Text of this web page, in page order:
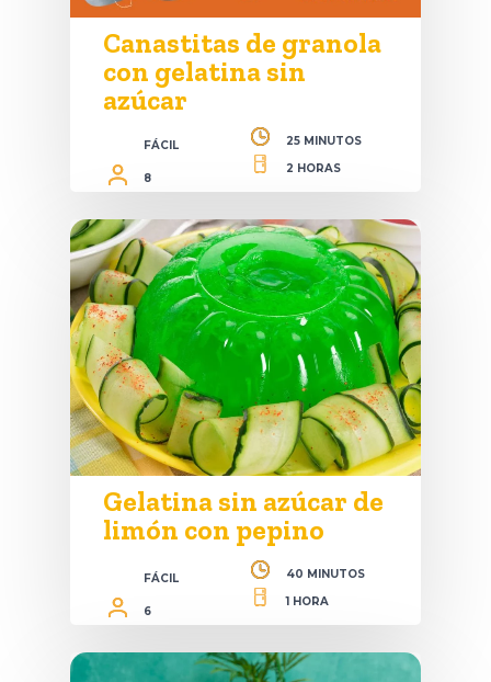
Canastitas de granola
con gelatina sin
azúcar
FÁCIL
8
25 MINUTOS
2 HORAS
Gelatina sin azúcar de
limón con pepino
FÁCIL
6
40 MINUTOS
1 HORA